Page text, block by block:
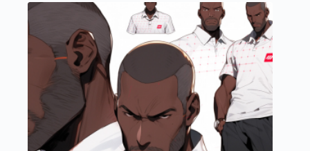
variations.
Les
options
peuvent
choisies
page
du
produit